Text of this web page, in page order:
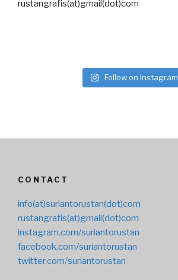
rustangrafis(at)gmail(dot)com
Follow on Instagram
CONTACT
info(at)suriantorustan(dot)com
rustangrafis(at)gmail(dot)com
instagram.com/suriantorustan
facebook.com/suriantorustan
twitter.com/suriantorustan